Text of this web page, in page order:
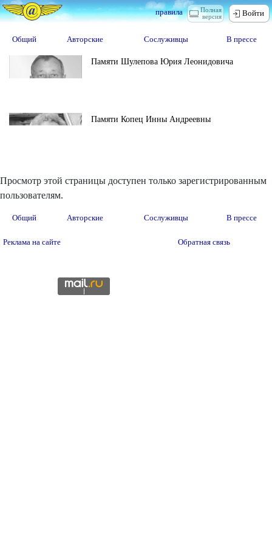
Полная
версия
правила Войти
Общий Авторские Сослуживцы В прессе
Памяти Шулепова Юрия Леонидовича
Памяти Копец Инны Андреевны
Просмотр этой страницы доступен только зарегистрированным
пользователям.
Общий Авторские Сослуживцы В прессе
Реклама на сайте Обратная связь